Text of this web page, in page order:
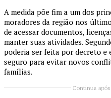
A medida põe fim a um dos
moradores da região nos
de acessar documentos,
manter suas atividades.
poderia ser feita por decreto e
seguro para evitar novos
famílias.
Continua